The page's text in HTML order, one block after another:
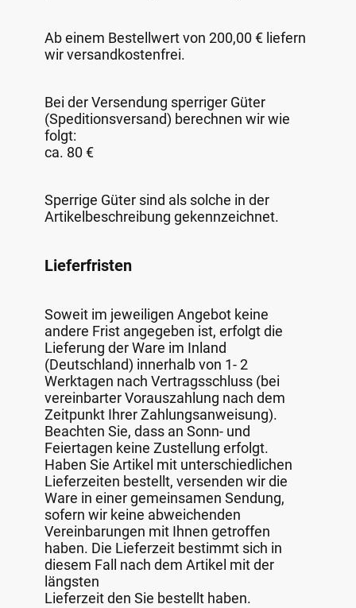
Ab einem Bestellwert von 200,00 € liefern
wir versandkostenfrei.
Bei der Versendung sperriger Güter
(Speditionsversand) berechnen wir wie
folgt:
ca. 80 €
Sperrige Güter sind als solche in der
Artikelbeschreibung gekennzeichnet.
Lieferfristen
Soweit im jeweiligen Angebot keine
andere Frist angegeben ist, erfolgt die
Lieferung der Ware im Inland
(Deutschland) innerhalb von 1- 2
Werktagen nach Vertragsschluss (bei
vereinbarter Vorauszahlung nach dem
Zeitpunkt Ihrer Zahlungsanweisung).
Beachten Sie, dass an Sonn- und
Feiertagen keine Zustellung erfolgt.
Haben Sie Artikel mit unterschiedlichen
Lieferzeiten bestellt, versenden wir die
Ware in einer gemeinsamen Sendung,
sofern wir keine abweichenden
Vereinbarungen mit Ihnen getroffen
haben. Die Lieferzeit bestimmt sich in
diesem Fall nach dem Artikel mit der
längsten
Lieferzeit den Sie bestellt haben.